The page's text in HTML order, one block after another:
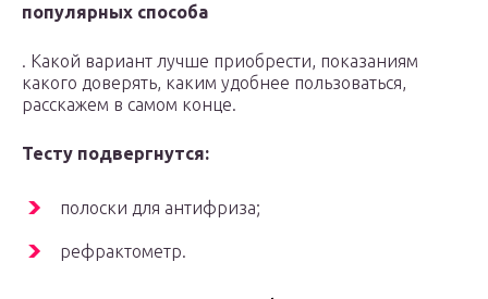
популярных способа
. Какой вариант лучше приобрести, показаниям
какого доверять, каким удобнее пользоваться,
расскажем в самом конце.
Тесту подвергнутся:
полоски для антифриза;
рефрактометр.